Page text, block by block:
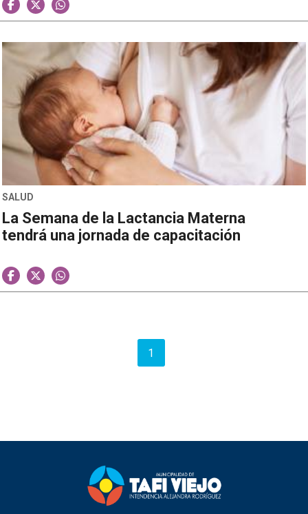
SALUD
La Semana de la Lactancia Materna
tendrá una jornada de capacitación
1